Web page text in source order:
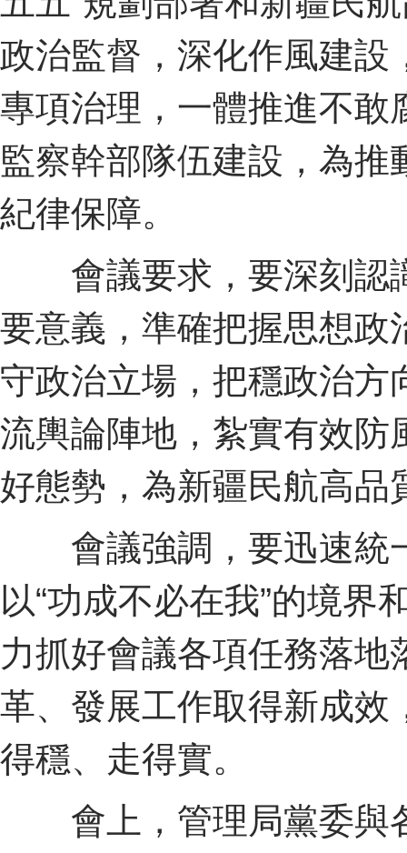
政治監督，深化作風建設
專項治理，一體推進不敢
監察幹部隊伍建設，為
紀律保障。
會議要求，要深刻認
要意義，準確把握思想政
守政治立場，把穩政治方
流輿論陣地，紮實有效防
好態勢，為新疆民航高品
會議強調，要迅速統
以“功成不必在我”的境界
力抓好會議各項任務落
革、發展工作取得新成效
得穩、走得實。
會上，管理局黨委與